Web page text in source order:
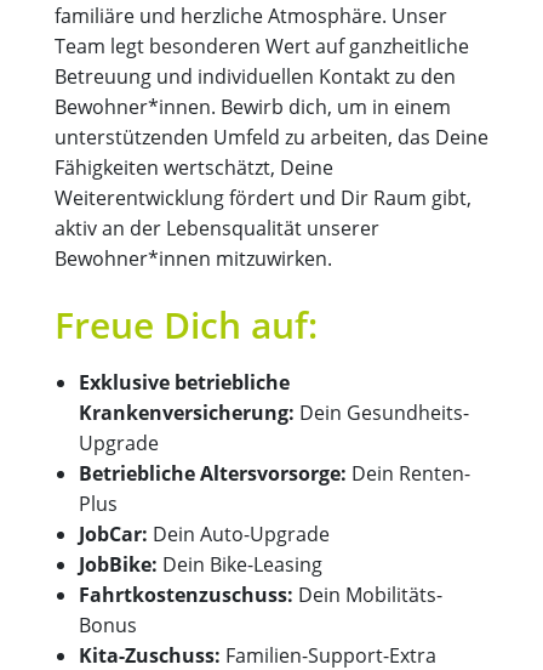
familiäre und herzliche Atmosphäre. Unser
Team legt besonderen Wert auf ganzheitliche
Betreuung und individuellen Kontakt zu den
Bewohner*innen. Bewirb dich, um in einem
unterstützenden Umfeld zu arbeiten, das Deine
Fähigkeiten wertschätzt, Deine
Weiterentwicklung fördert und Dir Raum gibt,
aktiv an der Lebensqualität unserer
Bewohner*innen mitzuwirken.
Freue Dich auf:
Exklusive betriebliche
Krankenversicherung: Dein Gesundheits-
Upgrade
Betriebliche Altersvorsorge: Dein Renten-
Plus
JobCar: Dein Auto-Upgrade
JobBike: Dein Bike-Leasing
Fahrtkostenzuschuss: Dein Mobilitäts-
Bonus
Kita-Zuschuss: Familien-Support-Extra